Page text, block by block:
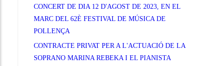
CONCERT DE DIA 12 D'AGOST DE 2023, EN EL
MARC DEL 62È FESTIVAL DE MÚSICA DE
POLLENÇA
CONTRACTE PRIVAT PER A L'ACTUACIÓ DE LA
SOPRANO MARINA REBEKA I EL PIANISTA